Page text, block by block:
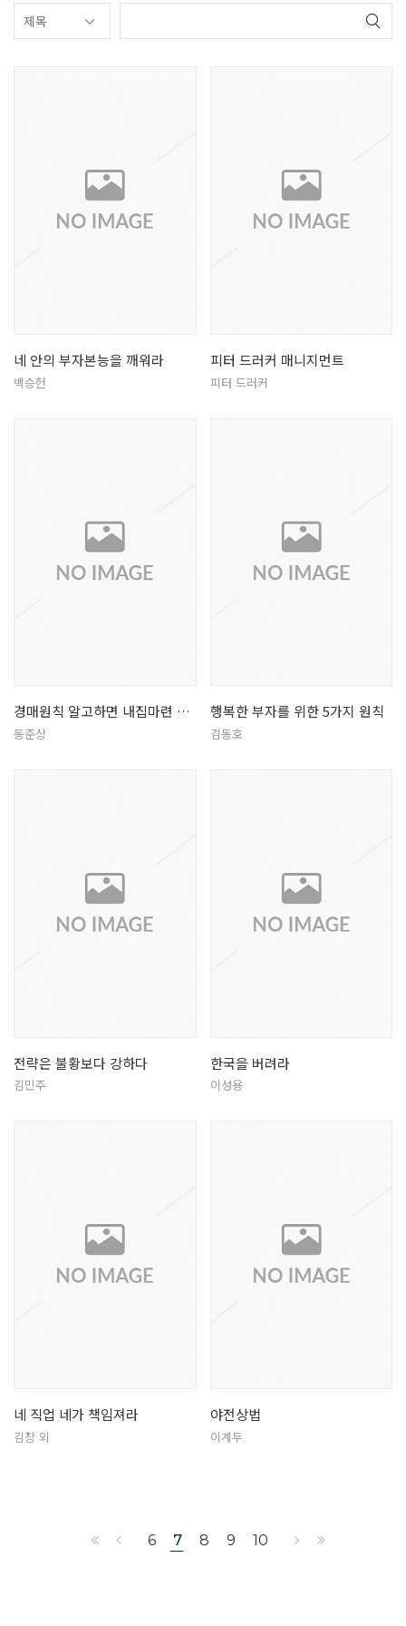
네 안의 부자본능을 깨워라
백승헌
피터 드러커 매니지먼트
피터 드러커
경매원칙 알고하면 내집마련 쉬워진다
동준상
행복한 부자를 위한 5가지 원칙
김동호
전략은 불황보다 강하다
김민주
한국을 버려라
이성용
네 직업 네가 책임져라
김창 외
야전상법
이계두
6 7 8 9 10